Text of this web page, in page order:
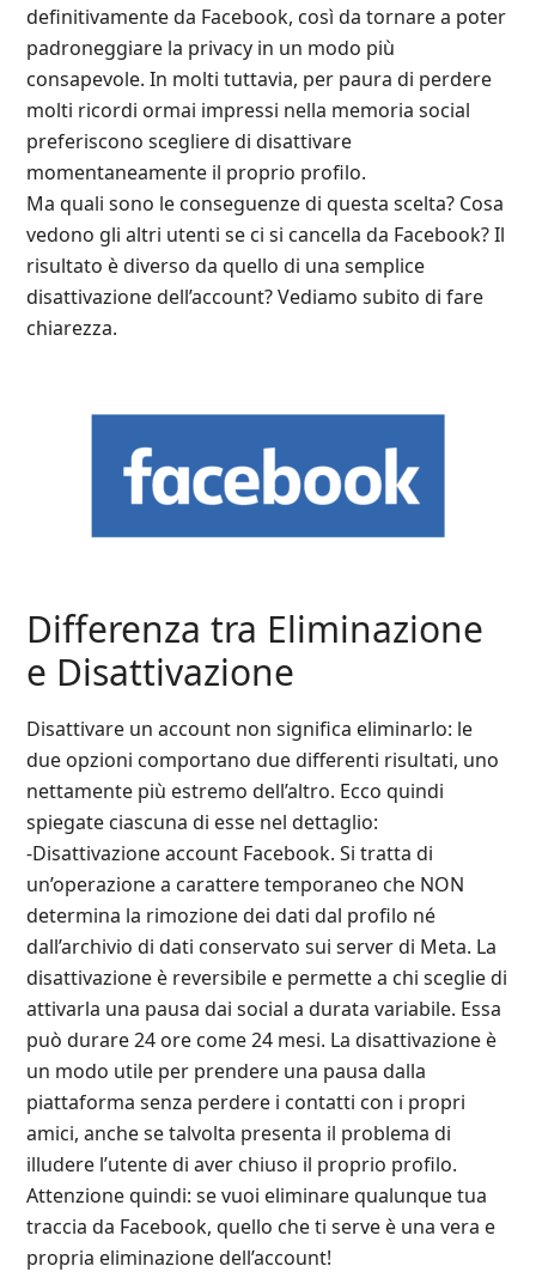
definitivamente da Facebook, così da tornare a poter
padroneggiare la privacy in un modo più
consapevole. In molti tuttavia, per paura di perdere
molti ricordi ormai impressi nella memoria social
preferiscono scegliere di disattivare
momentaneamente il proprio profilo.
Ma quali sono le conseguenze di questa scelta? Cosa
vedono gli altri utenti se ci si cancella da Facebook? Il
risultato è diverso da quello di una semplice
disattivazione dell’account? Vediamo subito di fare
chiarezza.
Differenza tra Eliminazione
e Disattivazione
Disattivare un account non significa eliminarlo: le
due opzioni comportano due differenti risultati, uno
nettamente più estremo dell’altro. Ecco quindi
spiegate ciascuna di esse nel dettaglio:
-Disattivazione account Facebook. Si tratta di
un’operazione a carattere temporaneo che NON
determina la rimozione dei dati dal profilo né
dall’archivio di dati conservato sui server di Meta. La
disattivazione è reversibile e permette a chi sceglie di
attivarla una pausa dai social a durata variabile. Essa
può durare 24 ore come 24 mesi. La disattivazione è
un modo utile per prendere una pausa dalla
piattaforma senza perdere i contatti con i propri
amici, anche se talvolta presenta il problema di
illudere l’utente di aver chiuso il proprio profilo.
Attenzione quindi: se vuoi eliminare qualunque tua
traccia da Facebook, quello che ti serve è una vera e
propria eliminazione dell’account!